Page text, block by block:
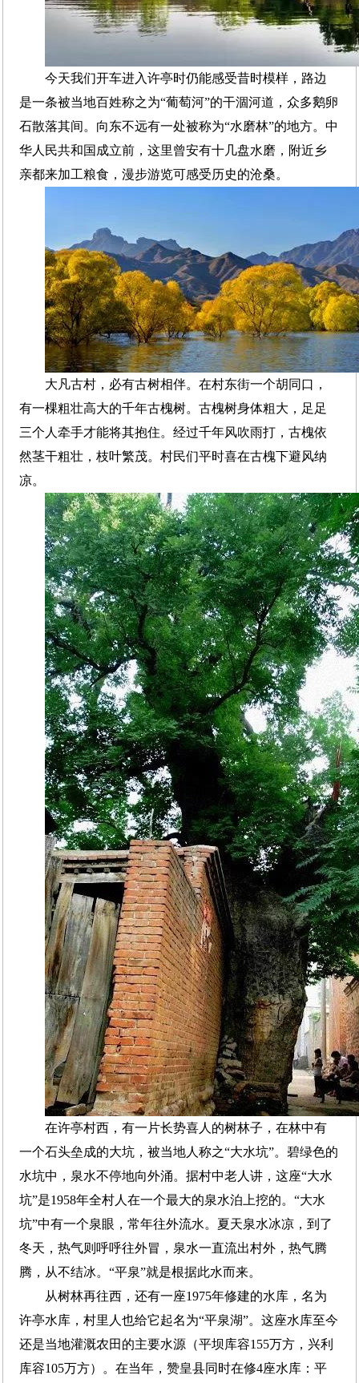
今天我们开车进入许亭时仍能感受昔时模样，路边
是一条被当地百姓称之为“葡萄河”的干涸河道，众多鹅卵
石散落其间。向东不远有一处被称为“水磨林”的地方。中
华人民共和国成立前，这里曾安有十几盘水磨，附近乡
亲都来加工粮食，漫步游览可感受历史的沧桑。
大凡古村，必有古树相伴。在村东街一个胡同口，
有一棵粗壮高大的千年古槐树。古槐树身体粗大，足足
三个人牵手才能将其抱住。经过千年风吹雨打，古槐依
然茎干粗壮，枝叶繁茂。村民们平时喜在古槐下避风纳
凉。
在许亭村西，有一片长势喜人的树林子，在林中有
一个石头垒成的大坑，被当地人称之“大水坑”。碧绿色的
水坑中，泉水不停地向外涌。据村中老人讲，这座“大水
坑”是1958年全村人在一个最大的泉水泊上挖的。“大水
坑”中有一个泉眼，常年往外流水。夏天泉水冰凉，到了
冬天，热气则呼呼往外冒，泉水一直流出村外，热气腾
腾，从不结冰。“平泉”就是根据此水而来。
从树林再往西，还有一座1975年修建的水库，名为
许亭水库，村里人也给它起名为“平泉湖”。这座水库至今
还是当地灌溉农田的主要水源（平坝库容155万方，兴利
库容105万方）。在当年，赞皇县同时在修4座水库：平